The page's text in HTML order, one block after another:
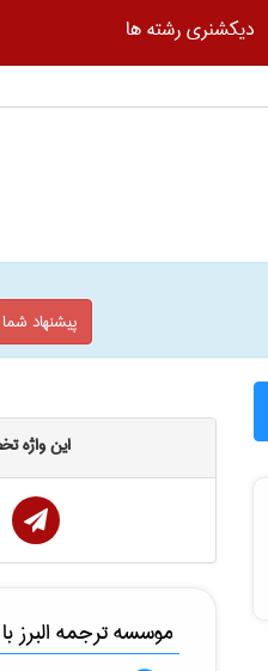
دیکشنری رشته ها
پیشنهاد
این واژه
موسسه ترجمه البرز